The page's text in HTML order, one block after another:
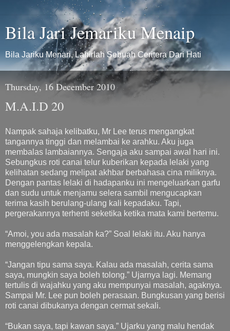
Bila Jari Jemariku Menaip
Bila Jariku Menari, Lahirlah Sebuah Ceritera Dari Hati
Thursday, 16 December 2010
M.A.I.D 20
Nampak sahaja kelibatku, Mr Lee terus mengangkat
tangannya tinggi dan melambai ke arahku. Aku juga
membalas lambaiannya. Sengaja aku sampai awal hari ini.
Sebungkus roti canai telur kuberikan kepada lelaki yang
kelihatan sedang melipat akhbar berbahasa cina miliknya.
Dengan pantas lelaki di hadapanku ini mengeluarkan garfu
dan sudu untuk menjamu selera sambil mengucapkan
terima kasih berulang-ulang kali kepadaku. Tapi,
pergerakannya terhenti seketika ketika mata kami bertemu.
“Amoi, you ada masalah ka?” Soal lelaki itu. Aku hanya
menggelengkan kepala.
“Jangan tipu sama saya. Kalau ada masalah, cerita sama
saya, mungkin saya boleh tolong.” Ujarnya lagi. Memang
tertulis di wajahku yang aku mempunyai masalah, agaknya.
Sampai Mr. Lee pun boleh perasaan. Bungkusan yang berisi
roti canai dibukanya dengan cermat sekali.
“Bukan saya, tapi kawan saya.” Ujarku yang malu hendak